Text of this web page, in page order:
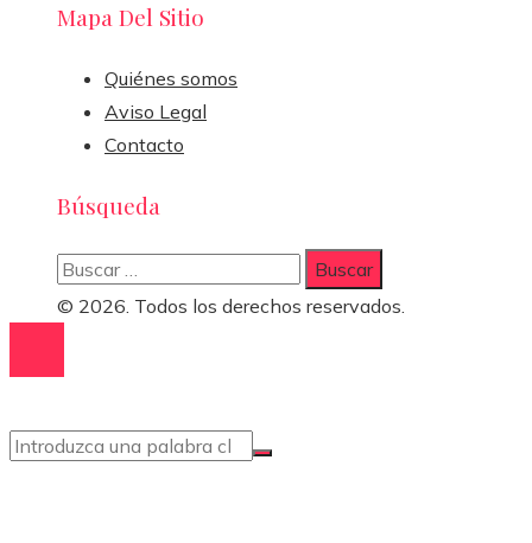
Mapa Del Sitio
Quiénes somos
Aviso Legal
Contacto
Búsqueda
Buscar:
© 2026. Todos los derechos reservados.